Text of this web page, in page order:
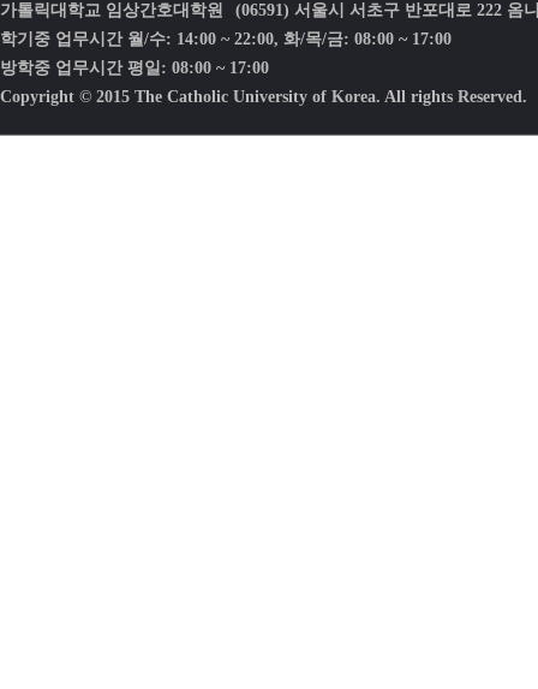
가톨릭대학교 임상간호대학원
(06591) 서울시 서초구 반포대로 222
학기중 업무시간 월/수: 14:00 ~ 22:00, 화/목/금: 08:00 ~ 17:00
방학중 업무시간 평일: 08:00 ~ 17:00
Copyright © 2015 The Catholic University of Korea. All rights Reserved.